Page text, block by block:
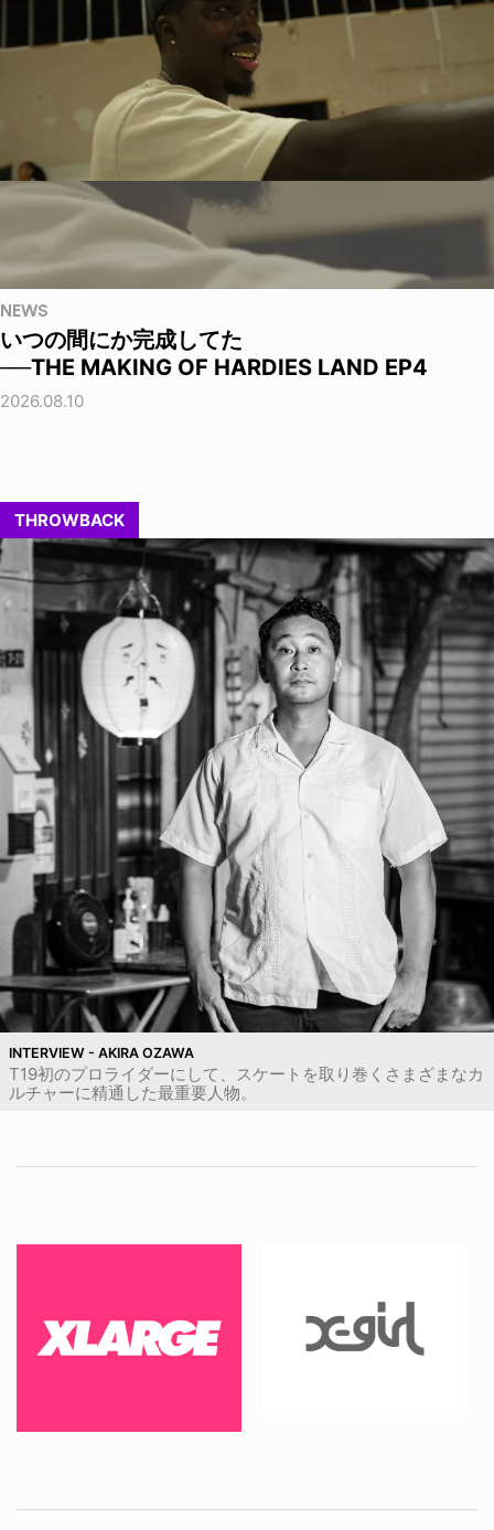
NEWS
いつの間にか完成してた
──THE MAKING OF HARDIES LAND EP4
2026.08.10
THROWBACK
INTERVIEW - AKIRA OZAWA
T19初のプロライダーにして、スケートを取り巻くさまざまなカ
ルチャーに精通した最重要人物。